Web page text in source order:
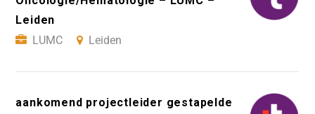
Leiden
LUMC
Leiden
aankomend projectleider gestapelde